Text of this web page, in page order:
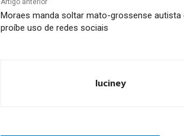
Artigo anterior
Moraes manda soltar mato-grossense autista
proíbe uso de redes sociais
luciney